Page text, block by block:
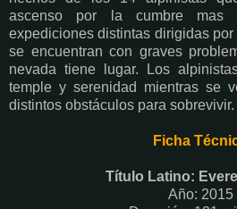
ascenso por la cumbre mas
expediciones distintas dirigidas
se encuentran con graves
nevada tiene lugar. Los
temple y serenidad mientras se
distintos obstáculos para sobrevivir.
Ficha
Título Latino:
Año: 2015